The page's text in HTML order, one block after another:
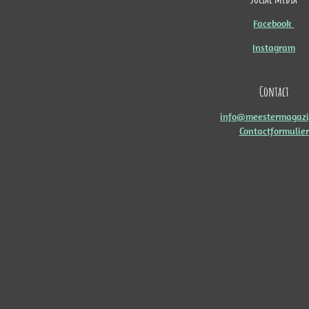
Facebook
Instagram
Contact
Contactformulier